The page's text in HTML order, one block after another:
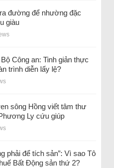
đường để nhường đặc
giàu
Công an: Tinh giản thực
trình diễn lấy lệ?
sông Hồng viết tâm thư
Ly cứu giúp
phải để tích sản”: Vì sao Tô
Bất Động sản thứ 2?